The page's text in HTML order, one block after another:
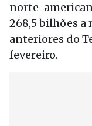
norte-
268,5 bilhões a
anteriores do
fevereiro.